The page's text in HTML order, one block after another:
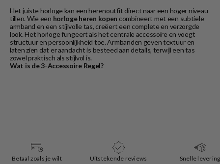
Het juiste horloge kan een herenoutfit direct naar een hoger niveau
tillen. Wie een horloge heren kopen combineert met een subtiele
armband en een stijlvolle tas, creëert een complete en verzorgde
look. Het horloge fungeert als het centrale accessoire en voegt
structuur en persoonlijkheid toe. Armbanden geven textuur en
laten zien dat er aandacht is besteed aan details, terwijl een tas
zowel praktisch als stijlvol is.
Wat is de 3-Accessoire Regel?
Betaal zoals je wilt
Uitstekende reviews
Snelle levering